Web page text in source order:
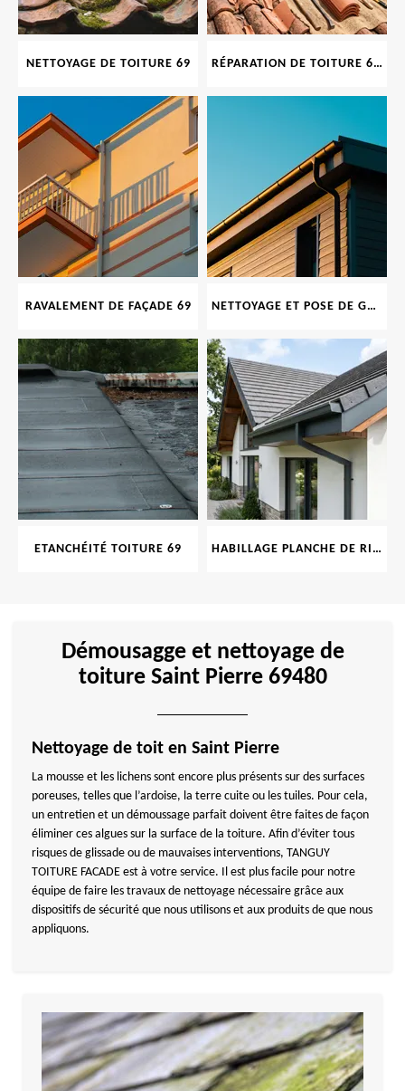
NETTOYAGE DE TOITURE 69 RÉPARATION DE TOITURE 69 RHONE, TUILES CASSÉES OU ABIMÉES
RAVALEMENT DE FAÇADE 69 NETTOYAGE ET POSE DE GOUTTIÈRE 69
ETANCHÉITÉ TOITURE 69 HABILLAGE PLANCHE DE RIVE 69
Démousagge et nettoyage de
toiture Saint Pierre 69480
Nettoyage de toit en Saint Pierre
La mousse et les lichens sont encore plus présents sur des surfaces
poreuses, telles que l’ardoise, la terre cuite ou les tuiles. Pour cela,
un entretien et un démoussage parfait doivent être faites de façon
éliminer ces algues sur la surface de la toiture. Afin d’éviter tous
risques de glissade ou de mauvaises interventions, TANGUY
TOITURE FACADE est à votre service. Il est plus facile pour notre
équipe de faire les travaux de nettoyage nécessaire grâce aux
dispositifs de sécurité que nous utilisons et aux produits de que nous
appliquons.